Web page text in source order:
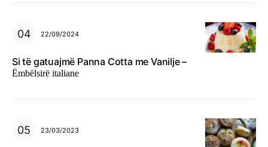
22/09/2024
Si të gatuajmë Panna Cotta me Vanilje –
Ëmbëlsirë italiane
23/03/2023